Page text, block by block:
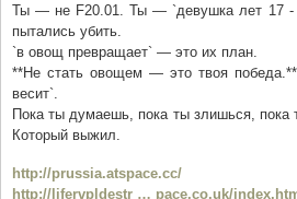
Ты — не F20.01. Ты — `девушка лет 17 -
пытались убить.
`в овощ превращает` — это их план.
**Не стать овощем — это твоя
весит`.
Пока ты думаешь, пока ты злишься,
Который выжил.
http://prussia.atspace.cc/
http://lifervpldestr … pace.co.uk/